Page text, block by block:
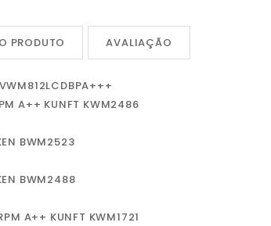
PRODUTO AVALIAÇÃO
A++ KUNFT KWM2486
BWM2523
BWM2488
A++ KUNFT KWM1721